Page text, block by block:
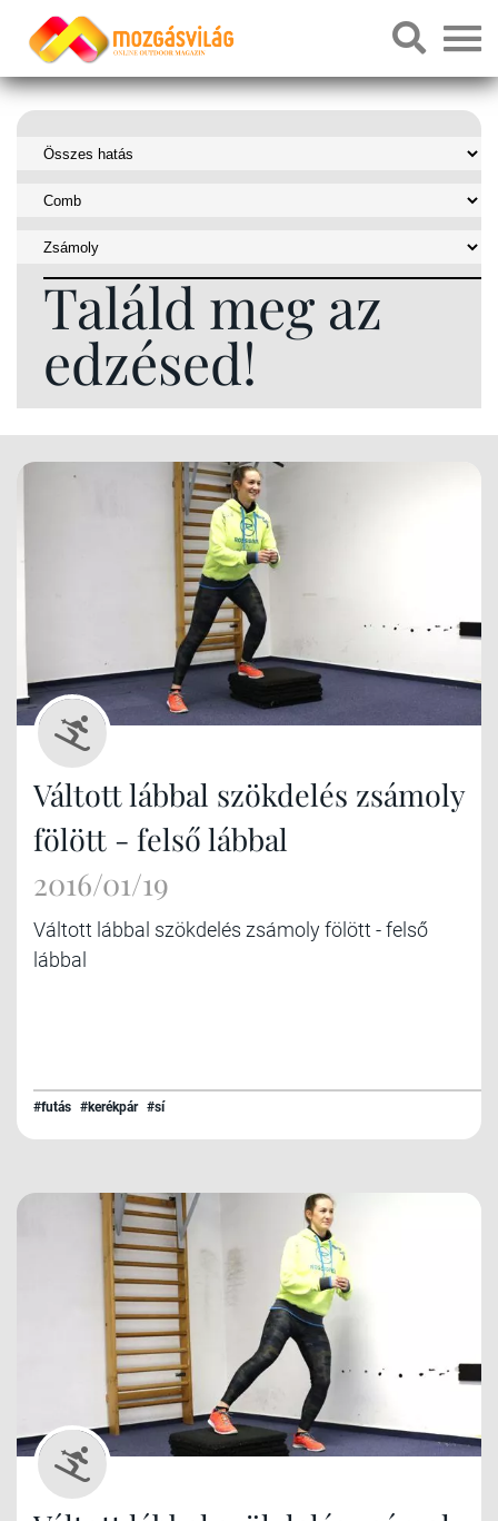
Találd meg az
edzésed!
Váltott lábbal szökdelés zsámoly
fölött - felső lábbal
2016/01/19
Váltott lábbal szökdelés zsámoly fölött - felső
lábbal
#futás #kerékpár #sí